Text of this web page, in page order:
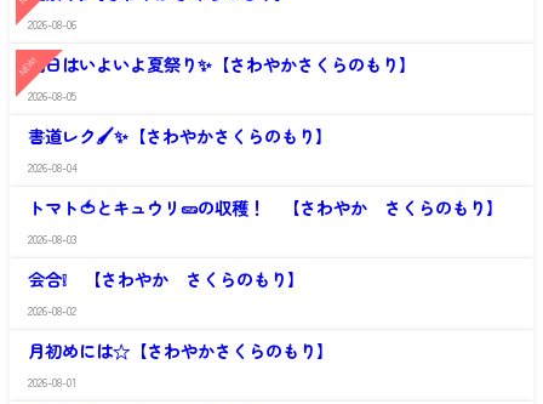
か
く
ら
の
り
2026-08-06
NEW!
わ
や
か
く
ら
の
明日はいよいよ夏祭り✨【さわやかさくらのもり】
2026-08-05
わ
や
か
の
り
書道レク🖌✨【さわやかさくらのもり】
2026-08-04
か
く
ら
の
り
トマト🍅とキュウリ🥒の収穫！ 【さわやか さくらのもり】
2026-08-03
わ
や
か
く
ら
の
会合❕ 【さわやか さくらのもり】
2026-08-02
わ
や
か
月初めには☆【さわやかさくらのもり】
2026-08-01